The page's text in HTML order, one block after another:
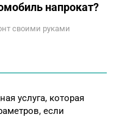
напрокат?
своими руками
услуга, которая
если